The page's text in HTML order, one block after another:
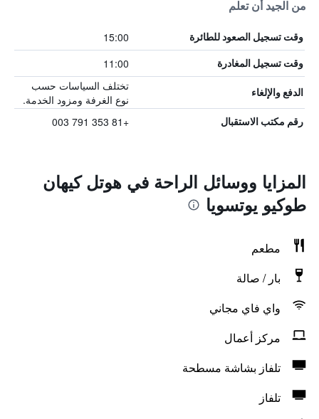
من الجيد أن تعلم
وقت تسجيل الصعود للطائرة 15:00
وقت تسجيل المغادرة 11:00
الدفع والإلغاء
تختلف السياسات حسب
نوع الغرفة ومزود الخدمة.
رقم مكتب الاستقبال +81 353 791 003
المزايا ووسائل الراحة في هوتل كيهان
طوكيو يوتسويا
مطعم
بار / صالة
واي فاي مجاني
مركز أعمال
تلفاز بشاشة مسطحة
تلفاز